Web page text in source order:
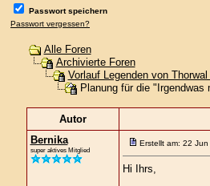
Passwort speichern
Passwort vergessen?
Alle Foren
Archivierte Foren
Vorlauf Legenden von
Planung für die "Irgendwas
Autor
Bernika
super aktives Mitglied
Erstellt am: 22
Hi Ihrs,